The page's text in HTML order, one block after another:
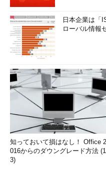
日本企業は
ローバル情報
知っておいて損はなし！ Office 2
016からのダウングレード方法
3)